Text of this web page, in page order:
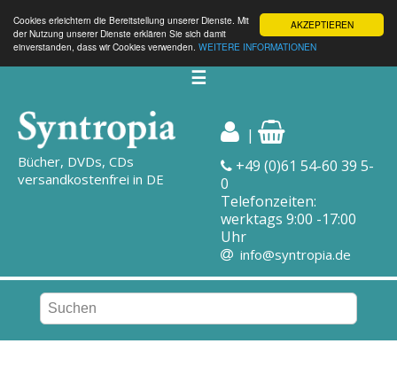
AKZEPTIEREN
Cookies erleichtern die Bereitstellung unserer Dienste. Mit
der Nutzung unserer Dienste erklären Sie sich damit
einverstanden, dass wir Cookies verwenden. WEITERE INFORMATIONEN
☰
Bücher, DVDs, CDs
versandkostenfrei in DE
|
+49 (0)61 54-60 39 5-
0
Telefonzeiten:
werktags 9:00 -17:00
Uhr
info@syntropia.de